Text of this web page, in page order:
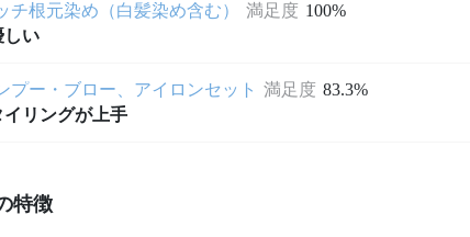
チ根元染め（白髪染め含む） 満足度 100%
しい
プー・ブロー、アイロンセット 満足度 83.3%
イリングが上手
特徴